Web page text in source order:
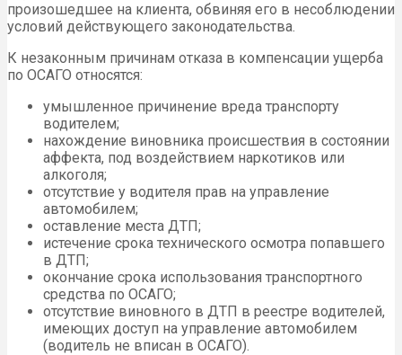
произошедшее на клиента, обвиняя его в несоблюдении
условий действующего законодательства.
К незаконным причинам отказа в компенсации ущерба
по ОСАГО относятся:
умышленное причинение вреда транспорту
водителем;
нахождение виновника происшествия в состоянии
аффекта, под воздействием наркотиков или
алкоголя;
отсутствие у водителя прав на управление
автомобилем;
оставление места ДТП;
истечение срока технического осмотра попавшего
в ДТП;
окончание срока использования транспортного
средства по ОСАГО;
отсутствие виновного в ДТП в реестре водителей,
имеющих доступ на управление автомобилем
(водитель не вписан в ОСАГО).